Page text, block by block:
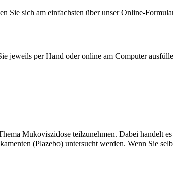
Sie sich am einfachsten über unser Online-
jeweils per Hand oder online am Computer
Mukoviszidose teilzunehmen. Dabei handelt
(Plazebo) untersucht werden. Wenn Sie